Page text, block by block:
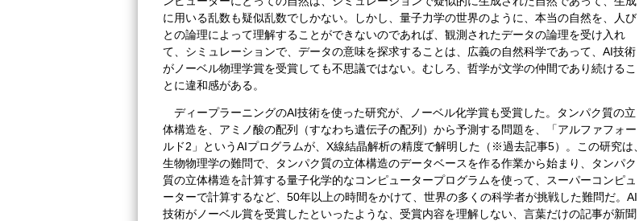
に用いる乱数も疑似乱数でしかない。しかし、量子力学の世界のように、本当の自然を、人び
との論理によって理解することができないのであれば、観測されたデータの論理を受け入れ
て、シミュレーションで、データの意味を探求することは、広義の自然科学であって、AI技術
がノーベル物理学賞を受賞しても不思議ではない。むしろ、哲学が文学の仲間であり続けるこ
とに違和感がある。
ディープラーニングのAI技術を使った研究が、ノーベル化学賞も受賞した。タンパク質の立
体構造を、アミノ酸の配列（すなわち遺伝子の配列）から予測する問題を、「アルファフォー
ルド2」というAIプログラムが、X線結晶解析の精度で解明した（※過去記事5）。この研究は、
生物物理学の難問で、タンパク質の立体構造のデータベースを作る作業から始まり、タンパク
質の立体構造を計算する量子化学的なコンピュータープログラムを使って、スーパーコンピュ
ーターで計算するなど、50年以上の時間をかけて、世界の多くの科学者が挑戦した難問だ。AI
技術がノーベル賞を受賞したといったような、受賞内容を理解しない、言葉だけの記事が新聞